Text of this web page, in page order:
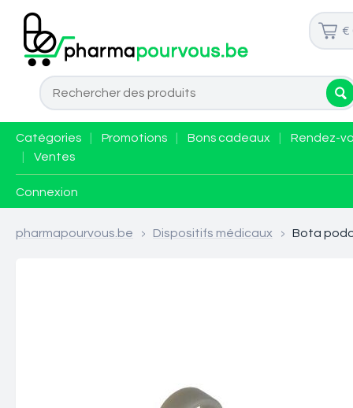
€
Catégories Promotions Bons cadeaux
Rendez-
Ventes
Connexion
pharmapourvous.be > Dispositifs médicaux > Bota